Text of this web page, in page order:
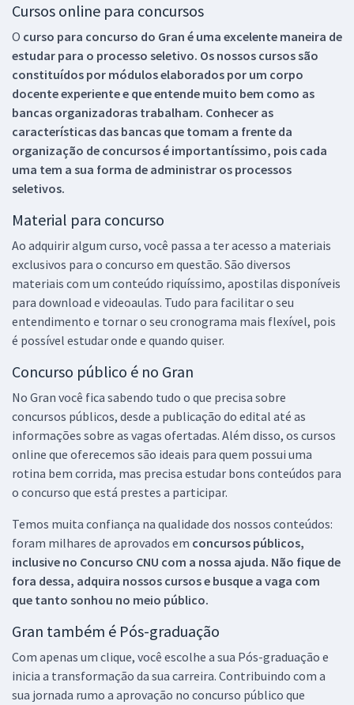
Cursos online para concursos
O curso para concurso do Gran é uma excelente maneira de
estudar para o processo seletivo. Os nossos cursos são
constituídos por módulos elaborados por um corpo
docente experiente e que entende muito bem como as
bancas organizadoras trabalham. Conhecer as
características das bancas que tomam a frente da
organização de concursos é importantíssimo, pois cada
uma tem a sua forma de administrar os processos
seletivos.
Material para concurso
Ao adquirir algum curso, você passa a ter acesso a materiais
exclusivos para o concurso em questão. São diversos
materiais com um conteúdo riquíssimo, apostilas disponíveis
para download e videoaulas. Tudo para facilitar o seu
entendimento e tornar o seu cronograma mais flexível, pois
é possível estudar onde e quando quiser.
Concurso público é no Gran
No Gran você fica sabendo tudo o que precisa sobre
concursos públicos, desde a publicação do edital até as
informações sobre as vagas ofertadas. Além disso, os cursos
online que oferecemos são ideais para quem possui uma
rotina bem corrida, mas precisa estudar bons conteúdos para
o concurso que está prestes a participar.
Temos muita confiança na qualidade dos nossos conteúdos:
foram milhares de aprovados em concursos públicos,
inclusive no Concurso CNU com a nossa ajuda. Não fique de
fora dessa, adquira nossos cursos e busque a vaga com
que tanto sonhou no meio público.
Gran também é Pós-graduação
Com apenas um clique, você escolhe a sua Pós-graduação e
inicia a transformação da sua carreira. Contribuindo com a
sua jornada rumo a aprovação no concurso público que